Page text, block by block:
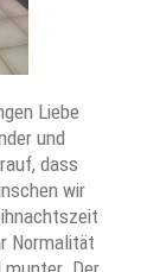
Liebe
und
dass
wir
Normalität